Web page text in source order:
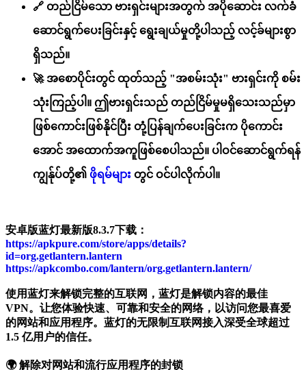
🔗 တည်ငြိမ်သော ဗားရှင်းများအတွက် အပိုဆောင်း လက်ခံ
ဆောင်ရွက်ပေးခြင်းနှင့် ရွေးချယ်မှုတို့ပါသည့် လင့်ခ်များစွာ
ရှိသည်။
🚀 အစောပိုင်းတွင် ထုတ်သည့် "အစမ်းသုံး" ဗားရှင်းကို စမ်း
သုံးကြည့်ပါ။ ဤဗားရှင်းသည် တည်ငြိမ်မှုမရှိသေးသည်မှာ
ဖြစ်ကောင်းဖြစ်နိုင်ပြီး တုံ့ပြန်ချက်ပေးခြင်းက ပိုကောင်း
အောင် အထောက်အကူဖြစ်စေပါသည်။ ပါဝင်ဆောင်ရွက်ရန်
ကျွန်ုပ်တို့၏ ဖိုရမ်များ တွင် ဝင်ပါလိုက်ပါ။
安卓版蓝灯最新版8.3.7下载：
https://apkpure.com/store/apps/details?
id=org.getlantern.lantern
https://apkcombo.com/lantern/org.getlantern.lantern/
使用蓝灯来解锁完整的互联网，蓝灯是解锁内容的最佳
VPN。让您体验快速、可靠和安全的网络，以访问您最喜爱
的网站和应用程序。蓝灯的无限制互联网接入深受全球超过
1.5 亿用户的信任。
🌍 解除对网站和流行应用程序的封锁